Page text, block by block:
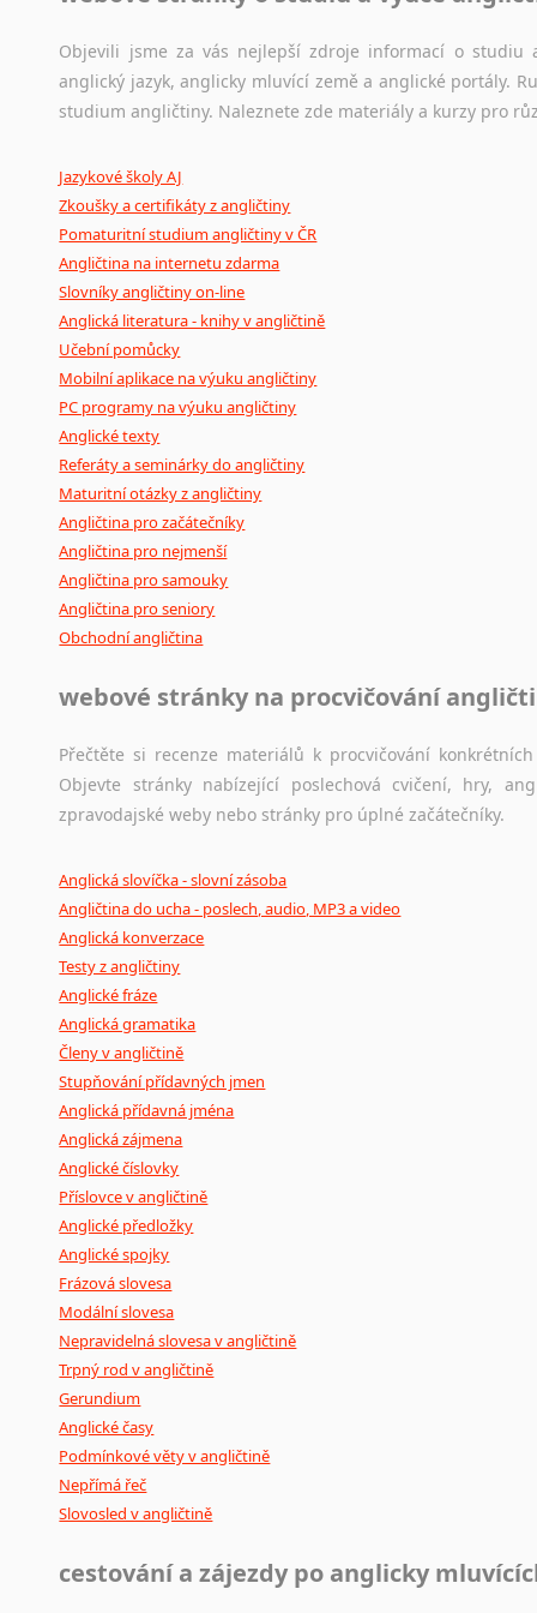
původního zdroje textu.
Ostatní pomůcky pro překladatele
poradny a pravidla
Objevili jsme za vás nejlepší zdroje informací o studiu
anglický jazyk, anglicky mluvící země a anglické portály.
studium angličtiny. Naleznete zde materiály a kurzy pro
Jazykové školy AJ
Zkoušky a certifikáty z angličtiny
Pomaturitní studium angličtiny v ČR
Angličtina na internetu zdarma
Slovníky angličtiny on-line
Anglická literatura - knihy v angličtině
Učební pomůcky
Mobilní aplikace na výuku angličtiny
PC programy na výuku angličtiny
Anglické texty
Referáty a seminárky do angličtiny
Maturitní otázky z angličtiny
Angličtina pro začátečníky
Angličtina pro nejmenší
Angličtina pro samouky
Angličtina pro seniory
Obchodní angličtina
webové stránky na procvičování
Přečtěte si recenze materiálů k procvičování
Objevte stránky nabízející poslechová cvičení, hry,
zpravodajské weby nebo stránky pro úplné začátečníky.
Anglická slovíčka - slovní zásoba
Angličtina do ucha - poslech, audio, MP3 a video
Anglická konverzace
Testy z angličtiny
Anglické fráze
Anglická gramatika
Členy v angličtině
Stupňování přídavných jmen
Anglická přídavná jména
Anglická zájmena
Anglické číslovky
Příslovce v angličtině
Anglické předložky
Anglické spojky
Frázová slovesa
Modální slovesa
Nepravidelná slovesa v angličtině
Trpný rod v angličtině
Gerundium
Anglické časy
Podmínkové věty v angličtině
Nepřímá řeč
Slovosled v angličtině
cestování a zájezdy po anglicky